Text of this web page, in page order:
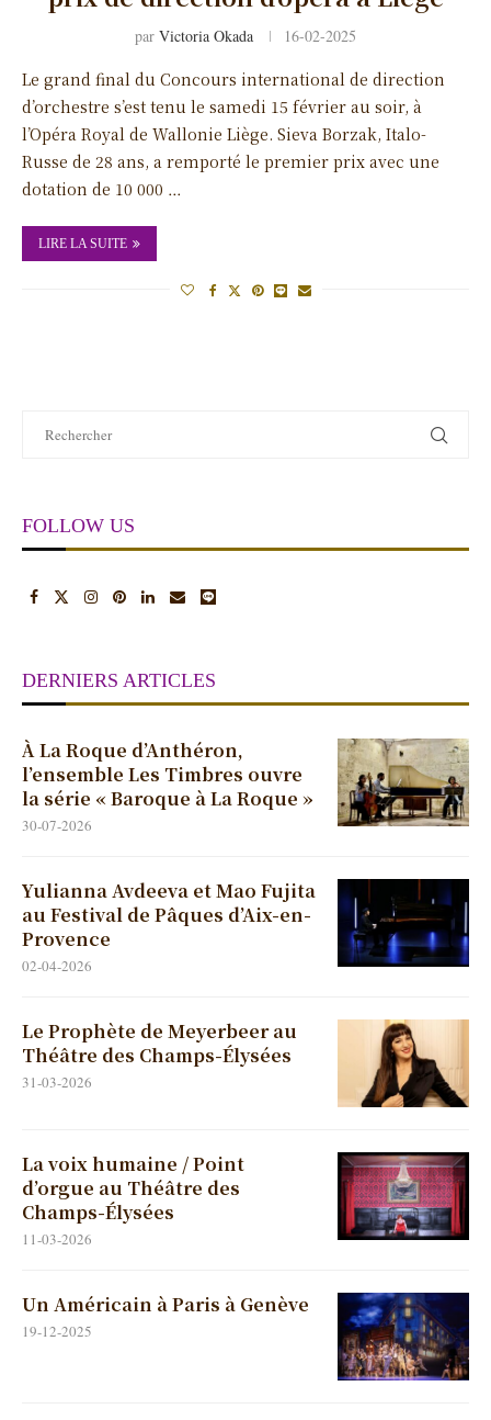
par Victoria Okada 16-02-2025
Le grand final du Concours international de direction
d’orchestre s’est tenu le samedi 15 février au soir, à
l’Opéra Royal de Wallonie Liège. Sieva Borzak, Italo-
Russe de 28 ans, a remporté le premier prix avec une
dotation de 10 000 …
LIRE LA SUITE
FOLLOW US
DERNIERS ARTICLES
À La Roque d’Anthéron,
l’ensemble Les Timbres ouvre
la série « Baroque à La Roque »
30-07-2026
Yulianna Avdeeva et Mao Fujita
au Festival de Pâques d’Aix-en-
Provence
02-04-2026
Le Prophète de Meyerbeer au
Théâtre des Champs-Élysées
31-03-2026
La voix humaine / Point
d’orgue au Théâtre des
Champs-Élysées
11-03-2026
Un Américain à Paris à Genève
19-12-2025